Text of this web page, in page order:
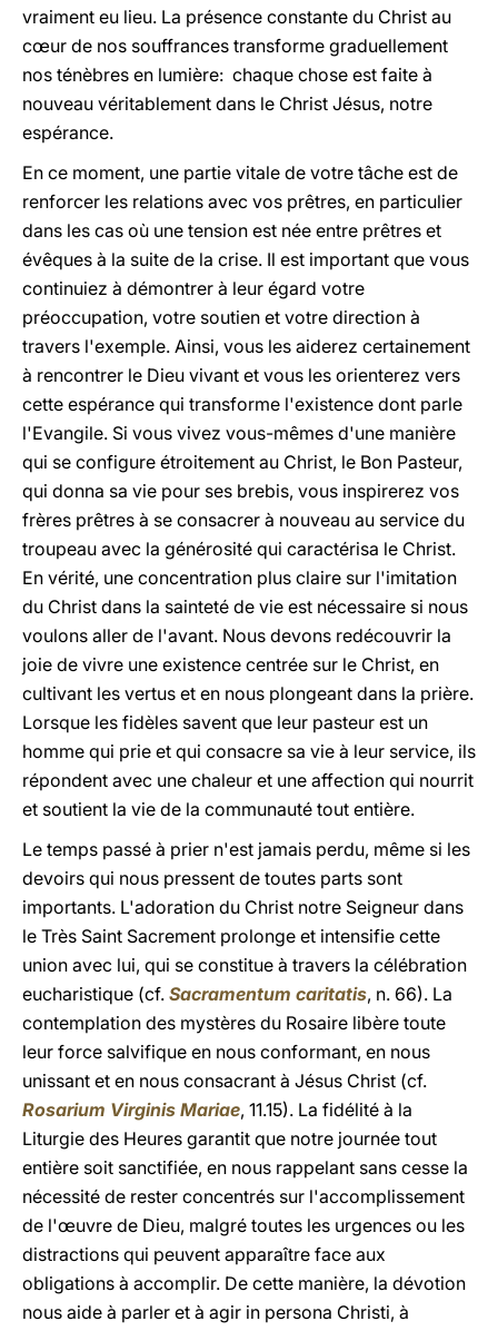
vraiment eu lieu. La présence constante du Christ au
cœur de nos souffrances transforme graduellement
nos ténèbres en lumière: chaque chose est faite à
nouveau véritablement dans le Christ Jésus, notre
espérance.
En ce moment, une partie vitale de votre tâche est de
renforcer les relations avec vos prêtres, en particulier
dans les cas où une tension est née entre prêtres et
évêques à la suite de la crise. Il est important que vous
continuiez à démontrer à leur égard votre
préoccupation, votre soutien et votre direction à
travers l'exemple. Ainsi, vous les aiderez certainement
à rencontrer le Dieu vivant et vous les orienterez vers
cette espérance qui transforme l'existence dont parle
l'Evangile. Si vous vivez vous-mêmes d'une manière
qui se configure étroitement au Christ, le Bon Pasteur,
qui donna sa vie pour ses brebis, vous inspirerez vos
frères prêtres à se consacrer à nouveau au service du
troupeau avec la générosité qui caractérisa le Christ.
En vérité, une concentration plus claire sur l'imitation
du Christ dans la sainteté de vie est nécessaire si nous
voulons aller de l'avant. Nous devons redécouvrir la
joie de vivre une existence centrée sur le Christ, en
cultivant les vertus et en nous plongeant dans la prière.
Lorsque les fidèles savent que leur pasteur est un
homme qui prie et qui consacre sa vie à leur service, ils
répondent avec une chaleur et une affection qui nourrit
et soutient la vie de la communauté tout entière.
Le temps passé à prier n'est jamais perdu, même si les
devoirs qui nous pressent de toutes parts sont
importants. L'adoration du Christ notre Seigneur dans
le Très Saint Sacrement prolonge et intensifie cette
union avec lui, qui se constitue à travers la célébration
eucharistique (cf. Sacramentum caritatis, n. 66). La
contemplation des mystères du Rosaire libère toute
leur force salvifique en nous conformant, en nous
unissant et en nous consacrant à Jésus Christ (cf.
Rosarium Virginis Mariae, 11.15). La fidélité à la
Liturgie des Heures garantit que notre journée tout
entière soit sanctifiée, en nous rappelant sans cesse la
nécessité de rester concentrés sur l'accomplissement
de l'œuvre de Dieu, malgré toutes les urgences ou les
distractions qui peuvent apparaître face aux
obligations à accomplir. De cette manière, la dévotion
nous aide à parler et à agir in persona Christi, à